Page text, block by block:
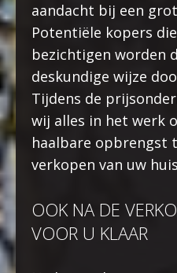
aandacht bij een
Potentiële kopers
bezichtigen worden
deskundige wijze
Tijdens de
wij alles in het werk
haalbare opbrengst
verkopen van uw
OOK NA DE
VOOR U KLAAR